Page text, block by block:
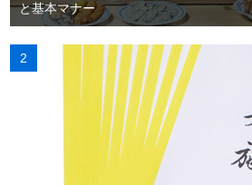
と基本マナー